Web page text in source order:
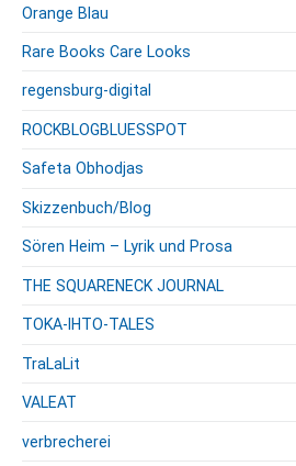
Orange Blau
Rare Books Care Looks
regensburg-digital
ROCKBLOGBLUESSPOT
Safeta Obhodjas
Skizzenbuch/Blog
Sören Heim – Lyrik und Prosa
THE SQUARENECK JOURNAL
TOKA-IHTO-TALES
TraLaLit
VALEAT
verbrecherei